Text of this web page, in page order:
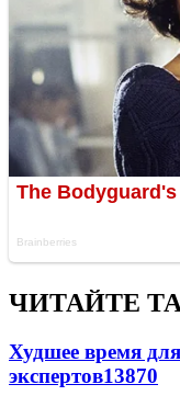
ЧИТАЙТЕ
Худшее время
экспертов13870